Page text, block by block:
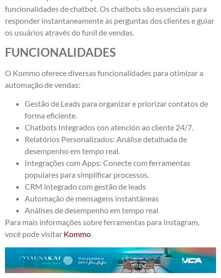
funcionalidades de chatbot. Os chatbots são essenciais para
responder instantaneamente às perguntas dos clientes e guiar
os usuários através do funil de vendas.
FUNCIONALIDADES
O Kommo oferece diversas funcionalidades para otimizar a
automação de vendas:
Gestão de Leads para organizar e priorizar contatos de
forma eficiente.
Chatbots Integrados con atención ao cliente 24/7.
Relatórios Personalizados: Análise detalhada de
desempenho em tempo real.
Integrações com Apps: Conecte com ferramentas
populares para simplificar processos.
CRM integrado com gestão de leads
Automação de mensagens instantâneas
Análises de desempenho em tempo real
Para mais informações sobre ferramentas para Instagram,
você pode visitar Kommo.